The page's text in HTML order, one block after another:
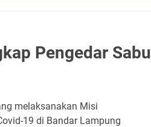
Pengedar Sabu
melaksanakan Misi
19 di Bandar Lampung